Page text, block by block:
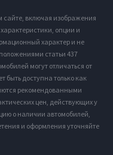
включая изображения
опции и
характер и не
статьи 437
могут отличаться от
быть доступна только как
рекомендованными
цен, действующих у
о наличии автомобилей,
и оформления уточняйте